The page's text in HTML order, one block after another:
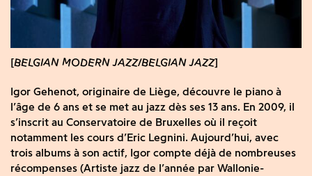
BELGIAN MODERN JAZZ BELGIAN JAZZ
Igor Gehenot, originaire de Liège, découvre le piano à
l’âge de 6 ans et se met au jazz dès ses 13 ans. En 2009, il
s’inscrit au Conservatoire de Bruxelles où il reçoit
notamment les cours d’Eric Legnini. Aujourd’hui, avec
trois albums à son actif, Igor compte déjà de nombreuses
récompenses (Artiste jazz de l’année par Wallonie-